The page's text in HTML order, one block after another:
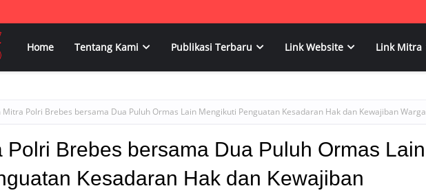
Home Tentang Kami Publikasi Terbaru Link Website Link Mitra
Mitra Polri Brebes bersama Dua Puluh Ormas Lain Mengikuti Penguatan Kesadaran Hak dan Kewajiban Warga
Polri Brebes bersama Dua Puluh Ormas Lain
Kesadaran Hak dan Kewajiban